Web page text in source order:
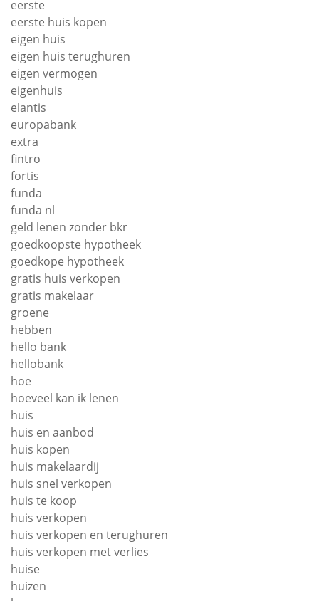
eerste
eerste huis kopen
eigen huis
eigen huis terughuren
eigen vermogen
eigenhuis
elantis
europabank
extra
fintro
fortis
funda
funda nl
geld lenen zonder bkr
goedkoopste hypotheek
goedkope hypotheek
gratis huis verkopen
gratis makelaar
groene
hebben
hello bank
hellobank
hoe
hoeveel kan ik lenen
huis
huis en aanbod
huis kopen
huis makelaardij
huis snel verkopen
huis te koop
huis verkopen
huis verkopen en terughuren
huis verkopen met verlies
huise
huizen